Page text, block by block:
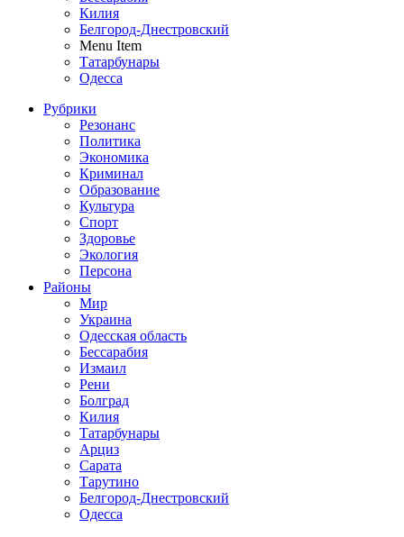
Килия
Белгород-Днестровский
Menu Item
Татарбунары
Одесса
Рубрики
Резонанс
Политика
Экономика
Криминал
Образование
Культура
Спорт
Здоровье
Экология
Персона
Районы
Мир
Украина
Одесская область
Бессарабия
Измаил
Рени
Болград
Килия
Татарбунары
Арциз
Сарата
Тарутино
Белгород-Днестровский
Одесса